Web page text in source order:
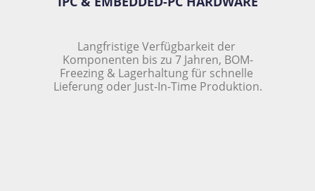
Langfristige Verfügbarkeit der
Komponenten bis zu 7 Jahren, BOM-
Freezing & Lagerhaltung für schnelle
Lieferung oder Just-In-Time Produktion.